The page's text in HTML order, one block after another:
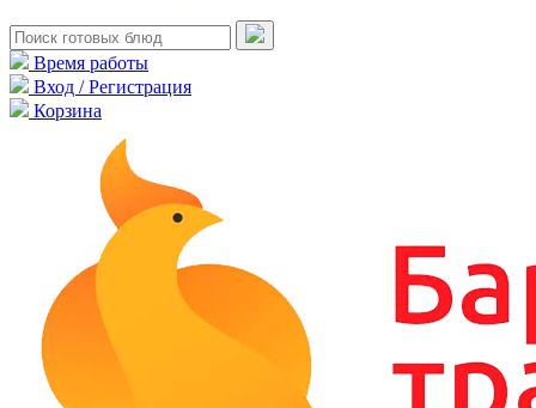
Время работы
Вход / Регистрация
Корзина